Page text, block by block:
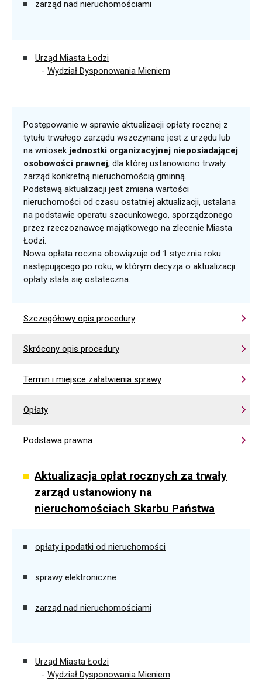
zarząd nad nieruchomościami
Urząd Miasta Łodzi
Wydział Dysponowania Mieniem
Postępowanie w sprawie aktualizacji opłaty rocznej z
tytułu trwałego zarządu wszczynane jest z urzędu lub
na wniosek jednostki organizacyjnej nieposiadającej
osobowości prawnej, dla której ustanowiono trwały
zarząd konkretną nieruchomością gminną.
Podstawą aktualizacji jest zmiana wartości
nieruchomości od czasu ostatniej aktualizacji, ustalana
na podstawie operatu szacunkowego, sporządzonego
przez rzeczoznawcę majątkowego na zlecenie Miasta
Łodzi.
Nowa opłata roczna obowiązuje od 1 stycznia roku
następującego po roku, w którym decyzja o aktualizacji
opłaty stała się ostateczna.
Szczegółowy opis procedury
Skrócony opis procedury
Termin i miejsce załatwienia sprawy
Opłaty
Podstawa prawna
Aktualizacja opłat rocznych za trwały
zarząd ustanowiony na
nieruchomościach Skarbu Państwa
opłaty i podatki od nieruchomości
sprawy elektroniczne
zarząd nad nieruchomościami
Urząd Miasta Łodzi
Wydział Dysponowania Mieniem